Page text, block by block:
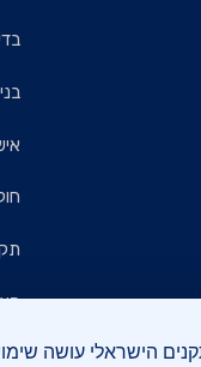
הישראלי עושה